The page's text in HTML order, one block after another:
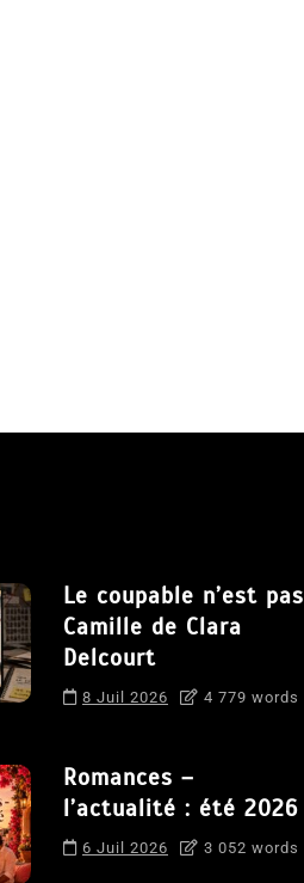
Le coupable n’est pas
Camille de Clara
Delcourt
8 Juil 2026 4 779 words
Romances –
l’actualité : été 2026
6 Juil 2026 3 052 words